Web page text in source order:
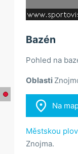
Bazén
Pohled na
Oblasti
 Na
Městskou
Znojma.